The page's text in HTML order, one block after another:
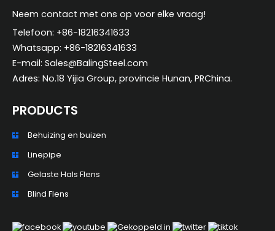
Neem contact met ons op voor elke vraag!
Telefoon: +86-18216341633
Whatsapp: +86-18216341633
E-mail: Sales@BalingSteel.com
Adres: No.18 Yijia Group, provincie Hunan, PRChina.
PRODUCTS
Behuizing en buizen
Linepipe
Gelaste Hals Flens
Blind Flens
KO